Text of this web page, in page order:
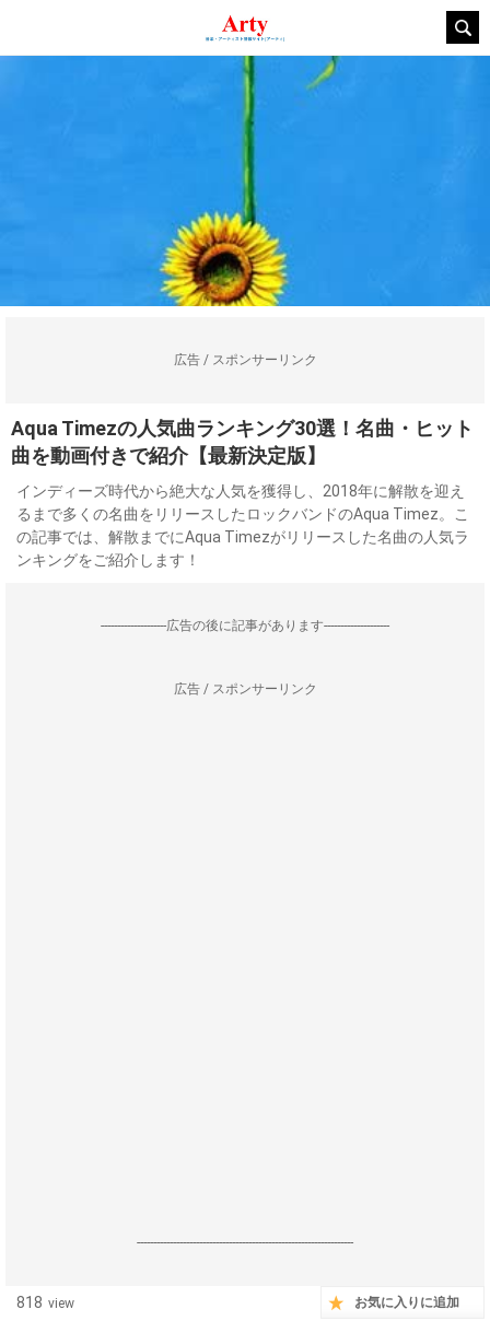
広告 / スポンサーリンク
Aqua Timezの人気曲ランキング30選！名曲・ヒット
曲を動画付きで紹介【最新決定版】
インディーズ時代から絶大な人気を獲得し、2018年に解散を迎え
るまで多くの名曲をリリースしたロックバンドのAqua Timez。こ
の記事では、解散までにAqua Timezがリリースした名曲の人気ラ
ンキングをご紹介します！
--------------------広告の後に記事があります--------------------
広告 / スポンサーリンク
------------------------------------------------------------------
818 view お気に入りに追加